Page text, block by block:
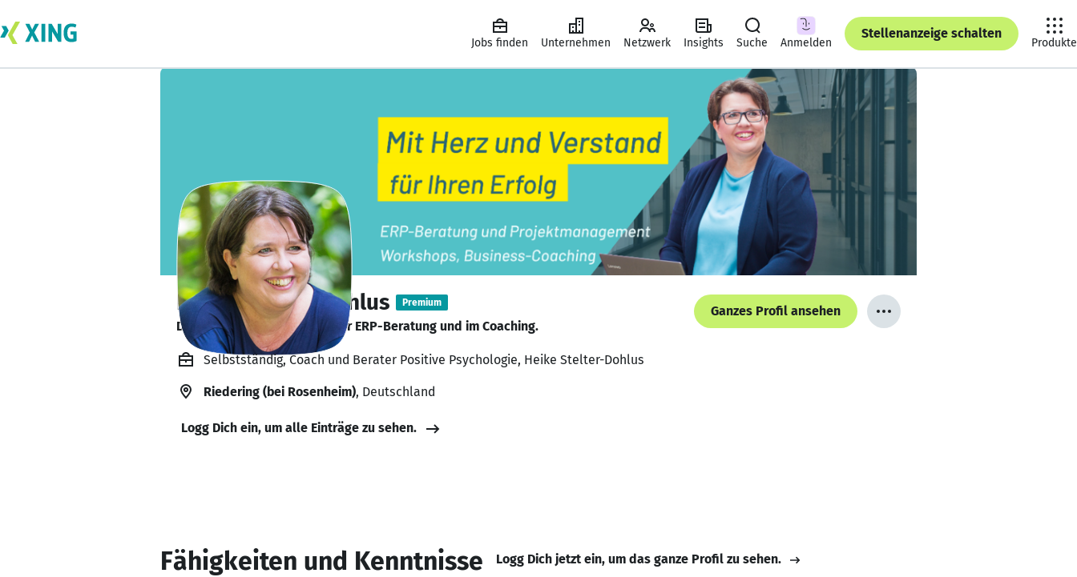
Jobs finden Unternehmen Netzwerk Insights Suche Anmelden
Stellenanzeige schalten
Produkte
Heike Stelter-Dohlus Premium
Die Menschen im Fokus: In der ERP-Beratung und im Coaching.
Ganzes Profil ansehen
Selbstständig, Coach und Berater Positive Psychologie, Heike Stelter-Dohlus
Riedering (bei Rosenheim), Deutschland
Logg Dich ein, um alle Einträge zu sehen.
Fähigkeiten und Kenntnisse Logg Dich jetzt ein, um das ganze Profil zu sehen.